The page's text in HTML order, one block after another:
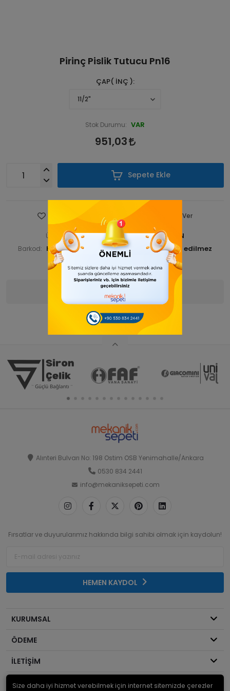
Pirinç Pislik Tutucu Pn16
ÇAP( İNÇ )
Stok Durumu: VAR
951,03
Sepete Ekle
Fiyatı Düşünce Haber Ver
Ürün Kodu: KNSPSTPRN 00000-ANA ÜRN
Barkod: KNSPSTPRN00005 İade Bilgisi:
Alınteri Bulvarı No: 198 Ostim OSB Yenimahalle/Ankara
0530 834 2441
info@mekaniksepeti.com
Fırsatlar ve duyurularımız hakkında bilgi sahibi olmak için kaydolun!
HEMEN KAYDOL
KURUMSAL
ÖDEME
İLETİŞİM
© 2026Mekanik Sepeti. Bir Serdaroğlu A.Ş markasıdır ve tüm hakları
Size daha iyi hizmet verebilmek için internet sitemizde çerezler